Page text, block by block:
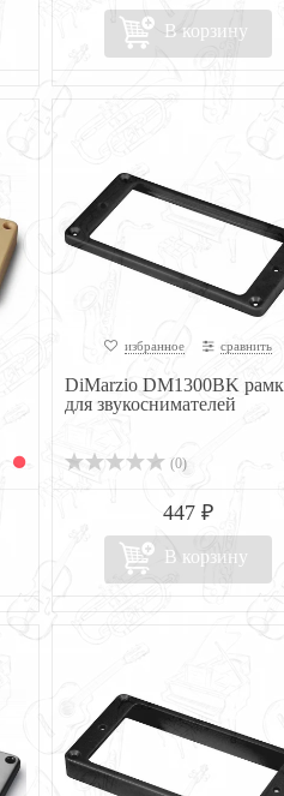
В корзину
избранное сравнить
DiMarzio DM1300BK
для звукоснимателей
(0)
447 ₽
В корзину